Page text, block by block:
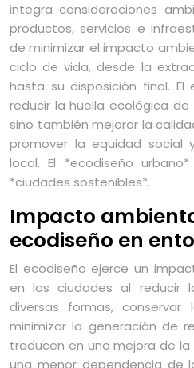
integra consideraciones
productos, servicios e
de minimizar el impacto
ciclo de vida, desde la
hasta su disposición final.
reducir la huella ecológica
sino también mejorar la
promover la equidad social
local. El *ecodiseño
*ciudades sostenibles*.
Impacto
ecodiseño en
El ecodiseño ejerce un
en las ciudades al reducir
diversas formas,
minimizar la generación de
traducen en una mejora de
una menor dependencia de